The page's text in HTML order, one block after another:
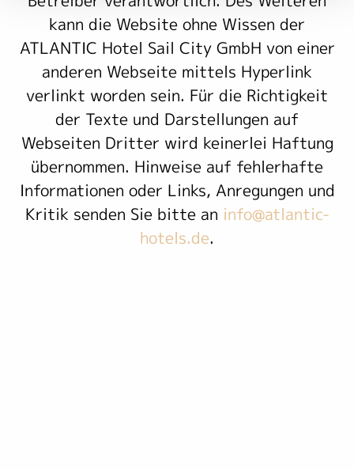
kann die Website ohne Wissen der
ATLANTIC Hotel Sail City GmbH von einer
anderen Webseite mittels Hyperlink
verlinkt worden sein. Für die Richtigkeit
der Texte und Darstellungen auf
Webseiten Dritter wird keinerlei Haftung
übernommen. Hinweise auf fehlerhafte
Informationen oder Links, Anregungen und
Kritik senden Sie bitte an info@atlantic-
hotels.de.